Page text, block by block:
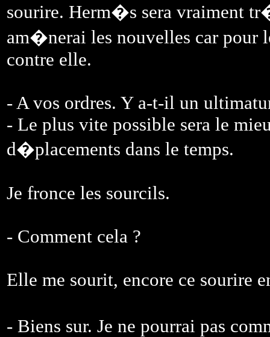
sourire. Herm�s sera vraiment
am�nerai les nouvelles car pour
contre elle.
- A vos ordres. Y a-t-il un
- Le plus vite possible sera le
d�placements dans le temps.
Je fronce les sourcils.
- Comment cela ?
Elle me sourit, encore ce sourire
- Biens sur. Je ne pourrai pas